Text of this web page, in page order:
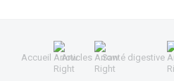
Accueil Articles Santé digestive